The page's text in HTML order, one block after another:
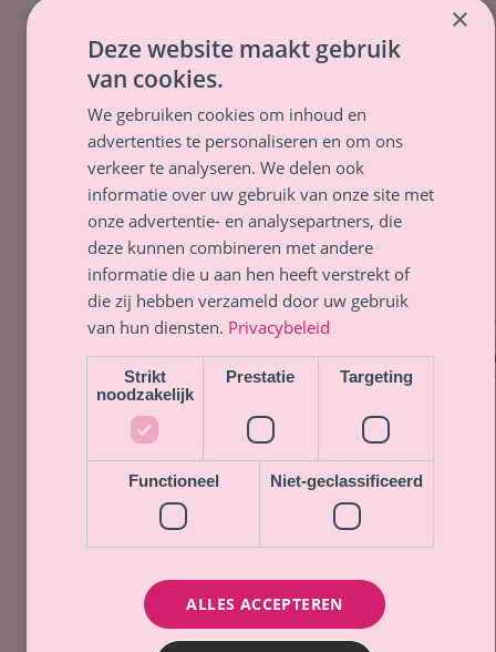
Bewust bekwaam
begeleiden
Masterclass Online
In mijn online masterclass Bewust Bekwaam
Begeleiden bij aanhoudende lichamelijke
klachten, leer je wat jij in principe nodig hebt
om net zo’n resultaat te mogen ervaren als ik.
Praktijk:Zonder praktische onderdelen
Duur:2,5 uur
Tarief:Meer info en investering op aanvraag.
Bewust bekwaam
begeleiden
Energie- en
Emotieregulatie?
×
Deze website maakt gebruik
van cookies.
We gebruiken cookies om inhoud en
advertenties te personaliseren en om ons
verkeer te analyseren. We delen ook
informatie over uw gebruik van onze site met
onze advertentie- en analysepartners, die
deze kunnen combineren met andere
informatie die u aan hen heeft verstrekt of
die zij hebben verzameld door uw gebruik
van hun diensten. Privacybeleid
Strikt
noodzakelijk
Prestatie Targeting
Functioneel Niet-geclassificeerd
ALLES ACCEPTEREN